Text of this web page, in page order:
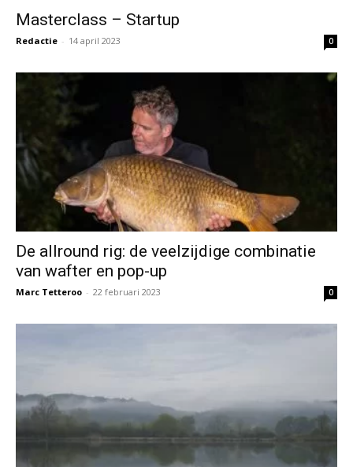
Masterclass – Startup
Redactie - 14 april 2023 0
De allround rig: de veelzijdige combinatie
van wafter en pop-up
Marc Tetteroo - 22 februari 2023 0